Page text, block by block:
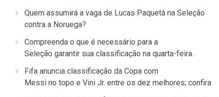
Quem assumirá a vaga de Lucas Paquetá na Seleção
contra a Noruega?
Compreenda o que é necessário para a
Seleção garantir sua classificação na quarta-feira.
Fifa anuncia classificação da Copa com
Messi no topo e Vini Jr. entre os dez melhores; confira